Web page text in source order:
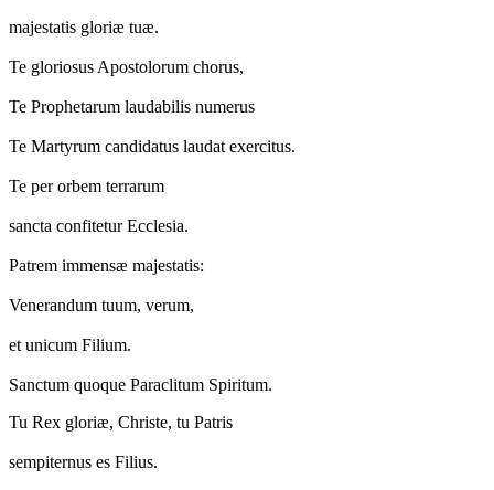
majestatis gloriæ tuæ.
Te gloriosus Apostolorum chorus,
Te Prophetarum laudabilis numerus
Te Martyrum candidatus laudat exercitus.
Te per orbem terrarum
sancta confitetur Ecclesia.
Patrem immensæ majestatis:
Venerandum tuum, verum,
et unicum Filium.
Sanctum quoque Paraclitum Spiritum.
Tu Rex gloriæ, Christe, tu Patris
sempiternus es Filius.